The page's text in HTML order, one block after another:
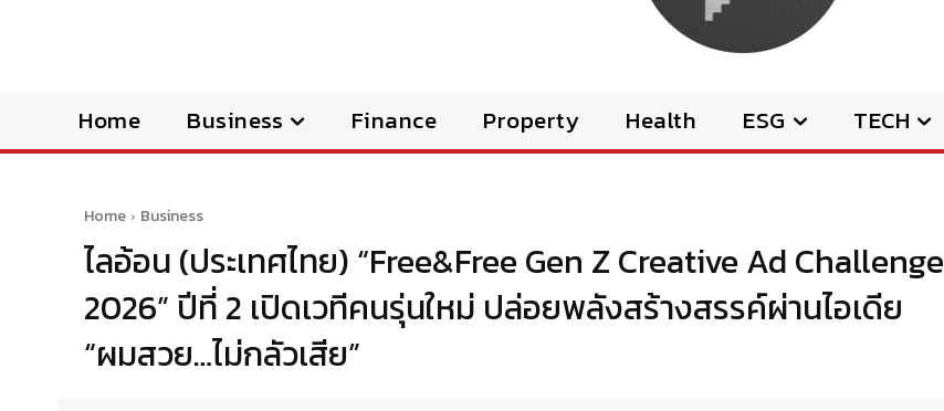
Home Business Finance Property Health ESG TECH
Home Business
ไลอ้อน (ประเทศไทย) “Free&Free Gen Z Creative Ad Challenge
2026” ปีที่ 2 เปิดเวทีคนรุ่นใหม่ ปล่อยพลังสร้างสรรค์ผ่านไอเดีย
“ผมสวย…ไม่กลัวเสีย”